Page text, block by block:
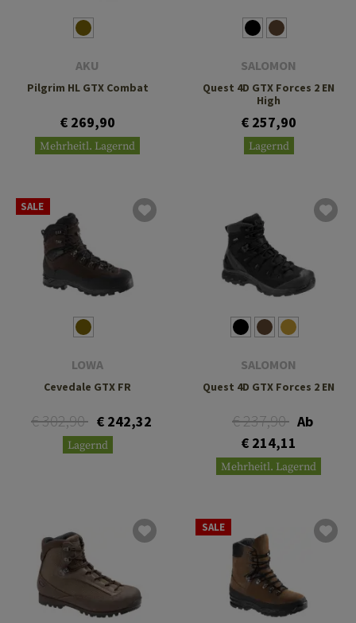
AKU
Pilgrim HL GTX Combat
€ 269,90
Mehrheitl. Lagernd
SALOMON
Quest 4D GTX Forces 2 EN
High
€ 257,90
Lagernd
SALE
LOWA
Cevedale GTX FR
€ 302,90 € 242,32
Lagernd
SALOMON
Quest 4D GTX Forces 2 EN
€ 237,90 Ab
€ 214,11
Mehrheitl. Lagernd
SALE